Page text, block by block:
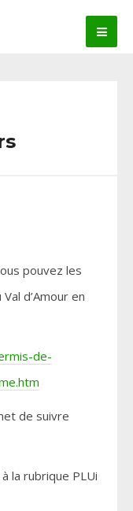
pouvez les
d’Amour en
de-
de suivre
la rubrique PLUi